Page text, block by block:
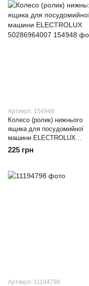
Артикул: 154948
Колесо (ролик) нижнього
ящика для посудомийної
машини ELECTROLUX
50286964007
225 грн
Артикул: 11194798